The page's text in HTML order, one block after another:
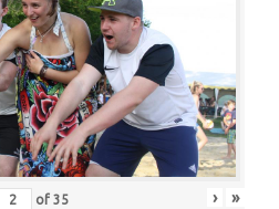
of 35 › »